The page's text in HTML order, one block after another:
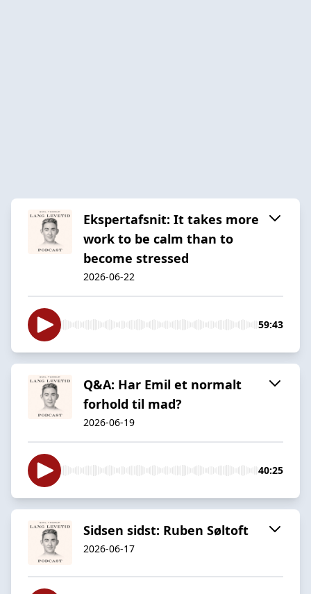
Ekspertafsnit: It takes more
work to be calm than to
become stressed
2026-06-22
59:43
Q&A: Har Emil et normalt
forhold til mad?
2026-06-19
40:25
Sidsen sidst: Ruben Søltoft
2026-06-17